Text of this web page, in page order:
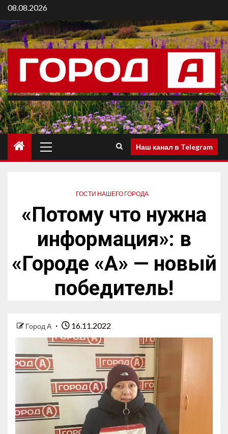
08.08.2026
Наш канал в Telegram
ГОСТИ НАШЕГО ГОРОДА
«Потому что нужна
информация»: в
«Городе «А» — новый
победитель!
Город А 16.11.2022